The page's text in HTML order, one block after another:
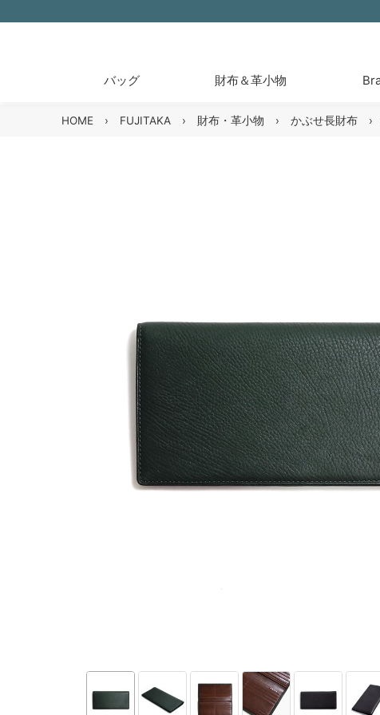
バッグ 財布＆革小物
HOME › FUJITAKA › 財布・革小物 › かぶせ長財布 ›